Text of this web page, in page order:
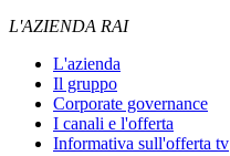
L'AZIENDA RAI
L'azienda
Il gruppo
Corporate governance
I canali e l'offerta
Informativa sull'offerta tv